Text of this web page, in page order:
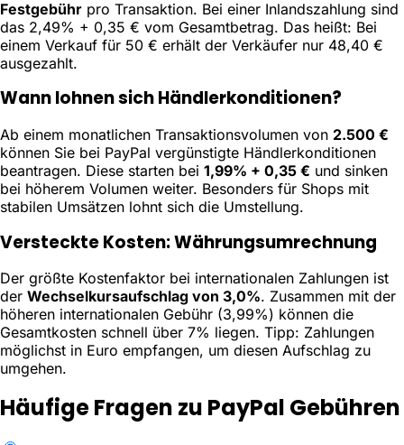
Festgebühr pro Transaktion. Bei einer Inlandszahlung sind
das 2,49% + 0,35 € vom Gesamtbetrag. Das heißt: Bei
einem Verkauf für 50 € erhält der Verkäufer nur 48,40 €
ausgezahlt.
Wann lohnen sich Händlerkonditionen?
Ab einem monatlichen Transaktionsvolumen von 2.500 €
können Sie bei PayPal vergünstigte Händlerkonditionen
beantragen. Diese starten bei 1,99% + 0,35 € und sinken
bei höherem Volumen weiter. Besonders für Shops mit
stabilen Umsätzen lohnt sich die Umstellung.
Versteckte Kosten: Währungsumrechnung
Der größte Kostenfaktor bei internationalen Zahlungen ist
der Wechselkursaufschlag von 3,0%. Zusammen mit der
höheren internationalen Gebühr (3,99%) können die
Gesamtkosten schnell über 7% liegen. Tipp: Zahlungen
möglichst in Euro empfangen, um diesen Aufschlag zu
umgehen.
Häufige Fragen zu PayPal Gebühren